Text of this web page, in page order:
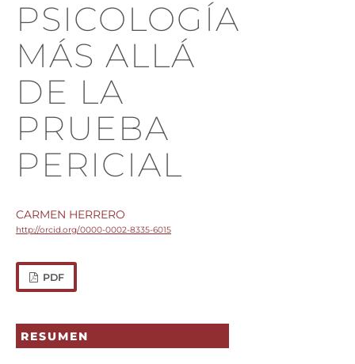
PSICOLOGÍA
MÁS ALLÁ
DE LA
PRUEBA
PERICIAL
CARMEN HERRERO
http://orcid.org/0000-0002-8335-6015
PDF
RESUMEN